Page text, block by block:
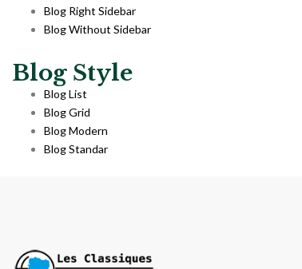
Blog Right Sidebar
Blog Without Sidebar
Blog Style
Blog List
Blog Grid
Blog Modern
Blog Standar